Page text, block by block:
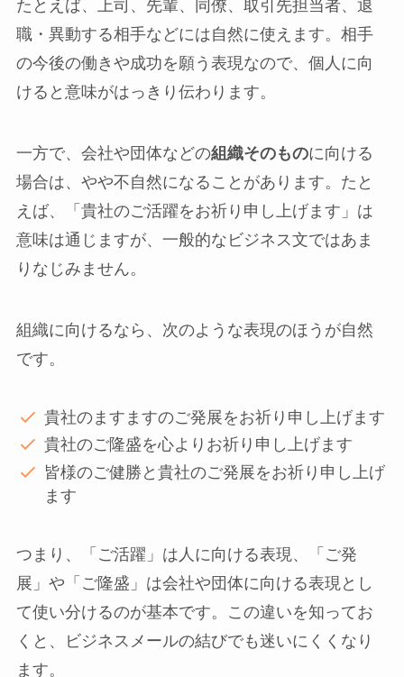
たとえば、上司、先輩、同僚、取引先担当者、退
職・異動する相手などには自然に使えます。相手
の今後の働きや成功を願う表現なので、個人に向
けると意味がはっきり伝わります。
一方で、会社や団体などの組織そのものに向ける
場合は、やや不自然になることがあります。たと
えば、「貴社のご活躍をお祈り申し上げます」は
意味は通じますが、一般的なビジネス文ではあま
りなじみません。
組織に向けるなら、次のような表現のほうが自然
です。
貴社のますますのご発展をお祈り申し上げます
貴社のご隆盛を心よりお祈り申し上げます
皆様のご健勝と貴社のご発展をお祈り申し上げ
ます
つまり、「ご活躍」は人に向ける表現、「ご発
展」や「ご隆盛」は会社や団体に向ける表現とし
て使い分けるのが基本です。この違いを知ってお
くと、ビジネスメールの結びでも迷いにくくなり
ます。